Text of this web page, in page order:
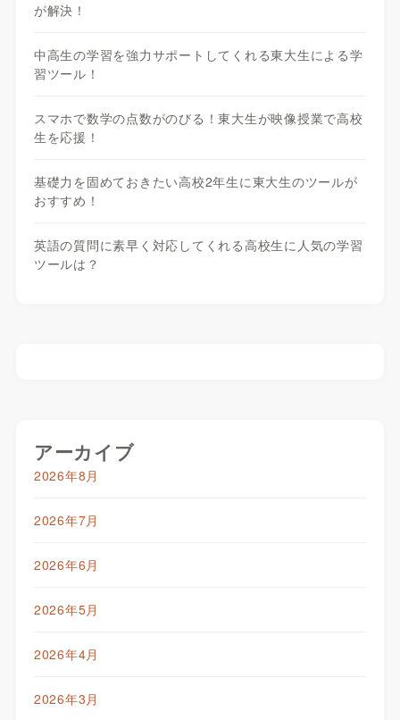
が解決！
中高生の学習を強力サポートしてくれる東大生による学
習ツール！
スマホで数学の点数がのびる！東大生が映像授業で高校
生を応援！
基礎力を固めておきたい高校2年生に東大生のツールが
おすすめ！
英語の質問に素早く対応してくれる高校生に人気の学習
ツールは？
アーカイブ
2026年8月
2026年7月
2026年6月
2026年5月
2026年4月
2026年3月